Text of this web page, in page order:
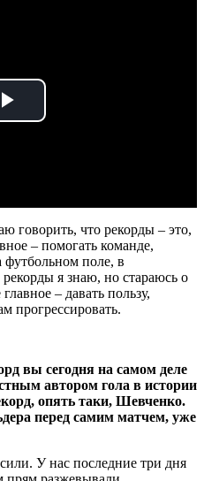
Play
говорить, что рекорды – это,
– помогать команде,
поле, в
я знаю, но стараюсь о
– давать пользу,
прогрессировать.
вы сегодня на самом деле
автором гола в истории
опять таки, Шевченко.
перед самим матчем, уже
У нас последние три дня